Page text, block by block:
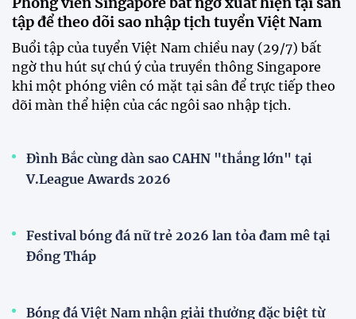
CLB Sông Lam Nghệ An chính thức có nhà tài trợ
mới
Tiền đạo Đình Bắc chốt tương lai sau tin đồn sang
Nhật Bản thi đấu
ĐKVĐ Cúp Quốc gia chiêu mộ sao trẻ của ĐT Việt
Đội tuyển Việt Nam